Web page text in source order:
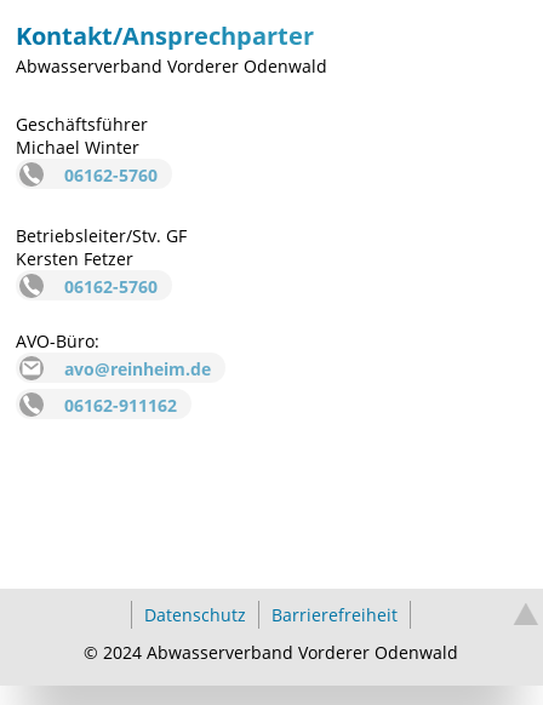
Kontakt/Ansprechparter
Abwasserverband Vorderer Odenwald
Geschäftsführer
Michael Winter
06162-5760
Betriebsleiter/Stv. GF
Kersten Fetzer
06162-5760
AVO-Büro:
avo@reinheim.de
06162-911162
Datenschutz
Barrierefreiheit
© 2024 Abwasserverband Vorderer Odenwald